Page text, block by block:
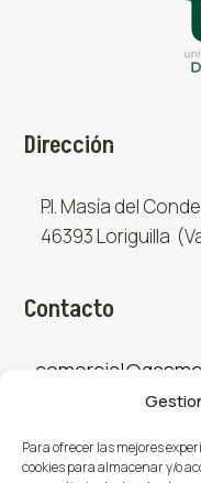
Para ofrecer las mejores
cookies para almacenar y/o
Dirección
P.I. Masía del
46393 Loriguilla
Contacto